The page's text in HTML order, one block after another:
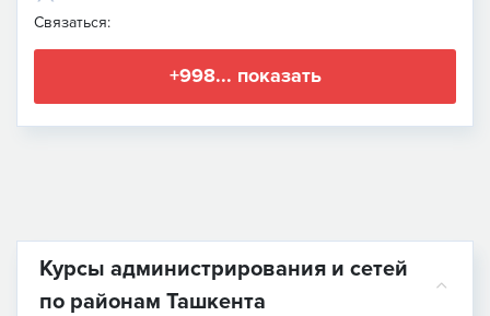
Связаться:
+998... показать
Курсы администрирования и сетей
по районам Ташкента